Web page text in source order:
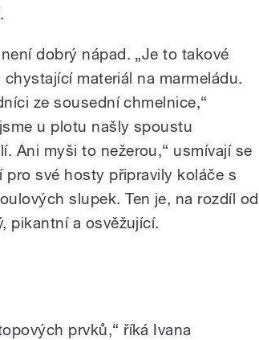
dobrý nápad. „Je to takové
materiál na marmeládu.
ze sousední chmelnice,“
u plotu našly spoustu
Ani myši to nežerou,“ usmívají se
pro své hosty připravily koláče s
slupek. Ten je, na rozdíl od
pikantní a osvěžující.
prvků,“ říká Ivana